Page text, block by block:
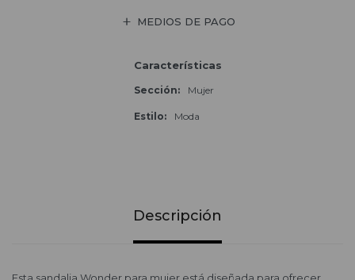
MEDIOS DE PAGO
Características
Sección Mujer
Estilo Moda
Descripción